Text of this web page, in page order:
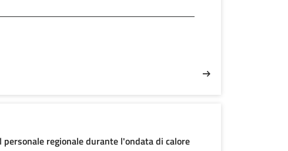
regionale durante l'ondata di calore